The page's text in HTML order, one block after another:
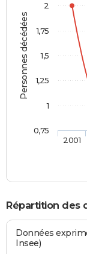
Personnes décédées
2001
0,75
1
1,25
1,5
1,75
2
Répartition des
Données
Insee)